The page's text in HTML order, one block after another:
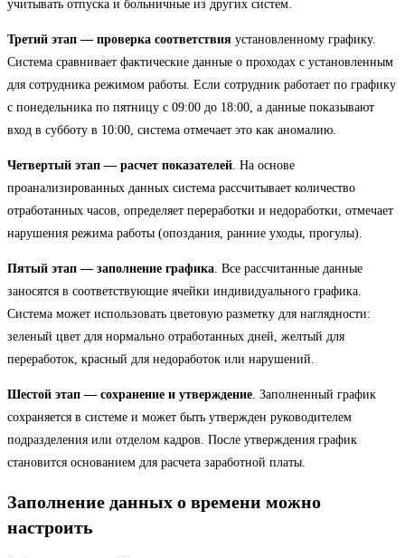
учитывать отпуска и больничные из других систем.
Третий этап — проверка соответствия установленному графику.
Система сравнивает фактические данные о проходах с установленным
для сотрудника режимом работы. Если сотрудник работает по графику
с понедельника по пятницу с 09:00 до 18:00, а данные показывают
вход в субботу в 10:00, система отмечает это как аномалию.
Четвертый этап — расчет показателей. На основе
проанализированных данных система рассчитывает количество
отработанных часов, определяет переработки и недоработки, отмечает
нарушения режима работы (опоздания, ранние уходы, прогулы).
Пятый этап — заполнение графика. Все рассчитанные данные
заносятся в соответствующие ячейки индивидуального графика.
Система может использовать цветовую разметку для наглядности:
зеленый цвет для нормально отработанных дней, желтый для
переработок, красный для недоработок или нарушений.
Шестой этап — сохранение и утверждение. Заполненный график
сохраняется в системе и может быть утвержден руководителем
подразделения или отделом кадров. После утверждения график
становится основанием для расчета заработной платы.
Заполнение данных о времени можно
настроить